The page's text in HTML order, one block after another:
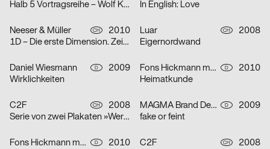
Halb 5 Vortragsreihe – Wolf Kahlen
In English: Love
Neeser & Müller CH
2010
1D – Die erste Dimension. Zeichnen und Wahrnehmen an der Schule für Gestaltung Basel
Luar CH
2008
Eigernordwand
Daniel Wiesmann D
2009
Wirklichkeiten
Fons Hickmann m23 D
2010
Heimatkunde
C2F CH
2008
Serie von zwei Plakaten »Werkbeiträge«
MAGMA Brand Design D
2009
fake or feint
Fons Hickmann m23 D
2010
C2F CH
2008